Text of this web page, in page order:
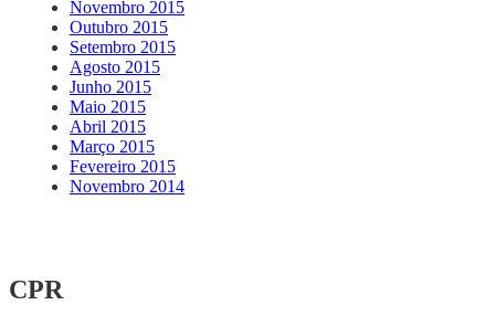
Novembro 2015
Outubro 2015
Setembro 2015
Agosto 2015
Junho 2015
Maio 2015
Abril 2015
Março 2015
Fevereiro 2015
Novembro 2014
CPR